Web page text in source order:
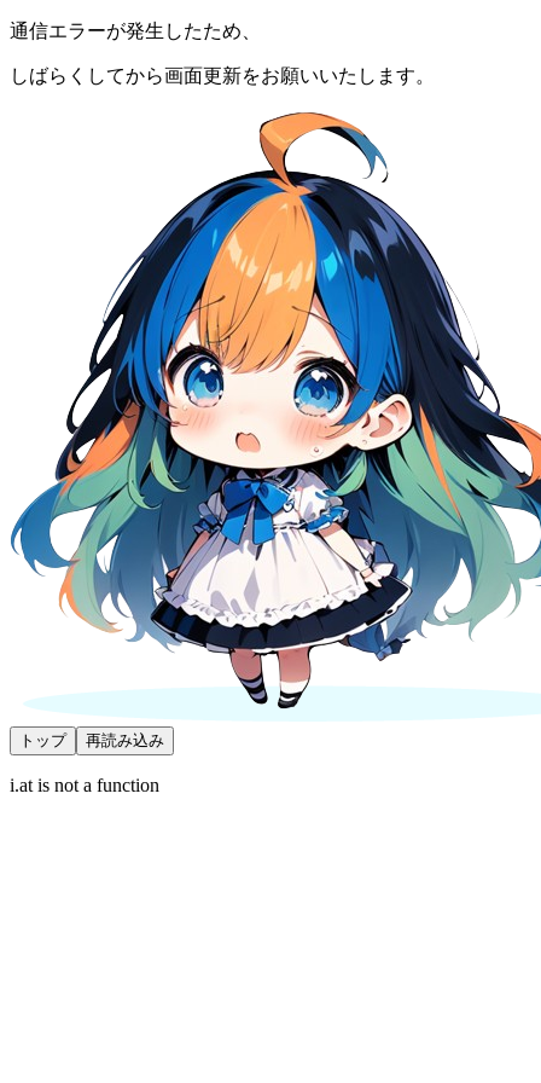
通信エラーが発生したため、
しばらくしてから画面更新をお願いいたします。
トップ 再読み込み
i.at is not a function